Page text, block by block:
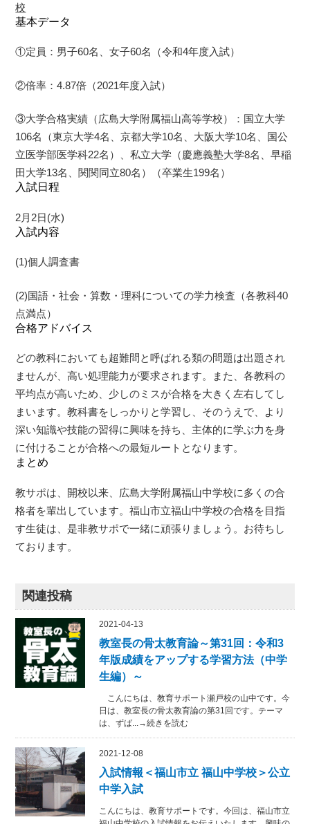
校
基本データ
①定員：男子60名、女子60名（令和4年度入試）
②倍率：4.87倍（2021年度入試）
③大学合格実績（広島大学附属福山高等学校）：国立大学
106名（東京大学4名、京都大学10名、大阪大学10名、国公
立医学部医学科22名）、私立大学（慶應義塾大学8名、早稲
田大学13名、関関同立80名）（卒業生199名）
入試日程
2月2日(水)
入試内容
(1)個人調査書
(2)国語・社会・算数・理科についての学力検査（各教科40
点満点）
合格アドバイス
どの教科においても超難問と呼ばれる類の問題は出題され
ませんが、高い処理能力が要求されます。また、各教科の
平均点が高いため、少しのミスが合格を大きく左右してし
まいます。教科書をしっかりと学習し、そのうえで、より
深い知識や技能の習得に興味を持ち、主体的に学ぶ力を身
に付けることが合格への最短ルートとなります。
まとめ
教サポは、開校以来、広島大学附属福山中学校に多くの合
格者を輩出しています。福山市立福山中学校の合格を目指
す生徒は、是非教サポで一緒に頑張りましょう。お待ちし
ております。
関連投稿
2021-04-13
教室長の骨太教育論～第31回：令和3
年版成績をアップする学習方法（中学
生編）～
こんにちは、教育サポート瀬戸校の山中です。今
日は、教室長の骨太教育論の第31回です。テーマ
は、ずば...→続きを読む
2021-12-08
入試情報＜福山市立 福山中学校＞公立
中学入試
こんにちは、教育サポートです。今回は、福山市立